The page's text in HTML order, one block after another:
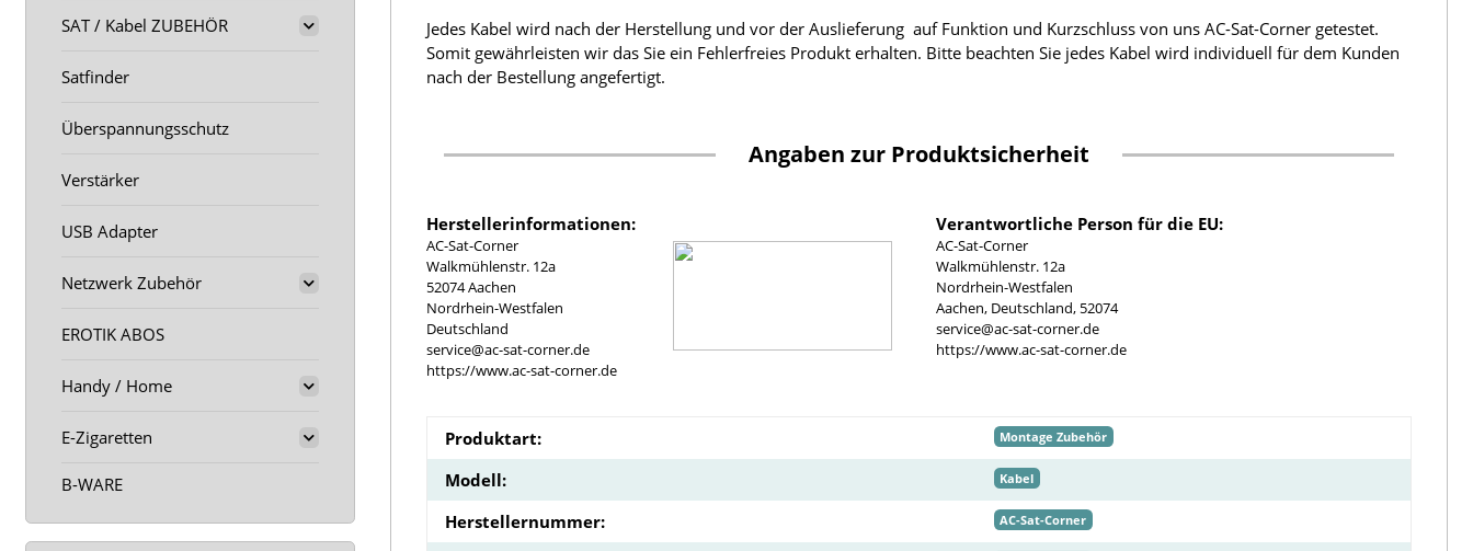
Jedes Kabel wird nach der Herstellung und vor der Auslieferung auf Funktion und Kurzschluss von uns AC-Sat-Corner getestet.
Somit gewährleisten wir das Sie ein Fehlerfreies Produkt erhalten. Bitte beachten Sie jedes Kabel wird individuell für dem Kunden
nach der Bestellung angefertigt.
Angaben zur Produktsicherheit
Herstellerinformationen:
AC-Sat-Corner
Walkmühlenstr. 12a
52074 Aachen
Nordrhein-Westfalen
Deutschland
service@ac-sat-corner.de
https://www.ac-sat-corner.de
Verantwortliche Person für die EU:
AC-Sat-Corner
Walkmühlenstr. 12a
Nordrhein-Westfalen
Aachen, Deutschland, 52074
service@ac-sat-corner.de
https://www.ac-sat-corner.de
Produktart: Montage Zubehör
Modell: Kabel
Herstellernummer: AC-Sat-Corner
SAT / Kabel ZUBEHÖR
Satfinder
Überspannungsschutz
Verstärker
USB Adapter
Netzwerk Zubehör
EROTIK ABOS
Handy / Home
E-Zigaretten
B-WARE